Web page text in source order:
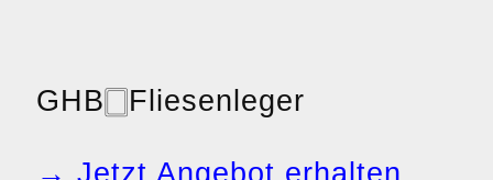
GHB🀆Fliesenleger
→ Jetzt Angebot erhalten